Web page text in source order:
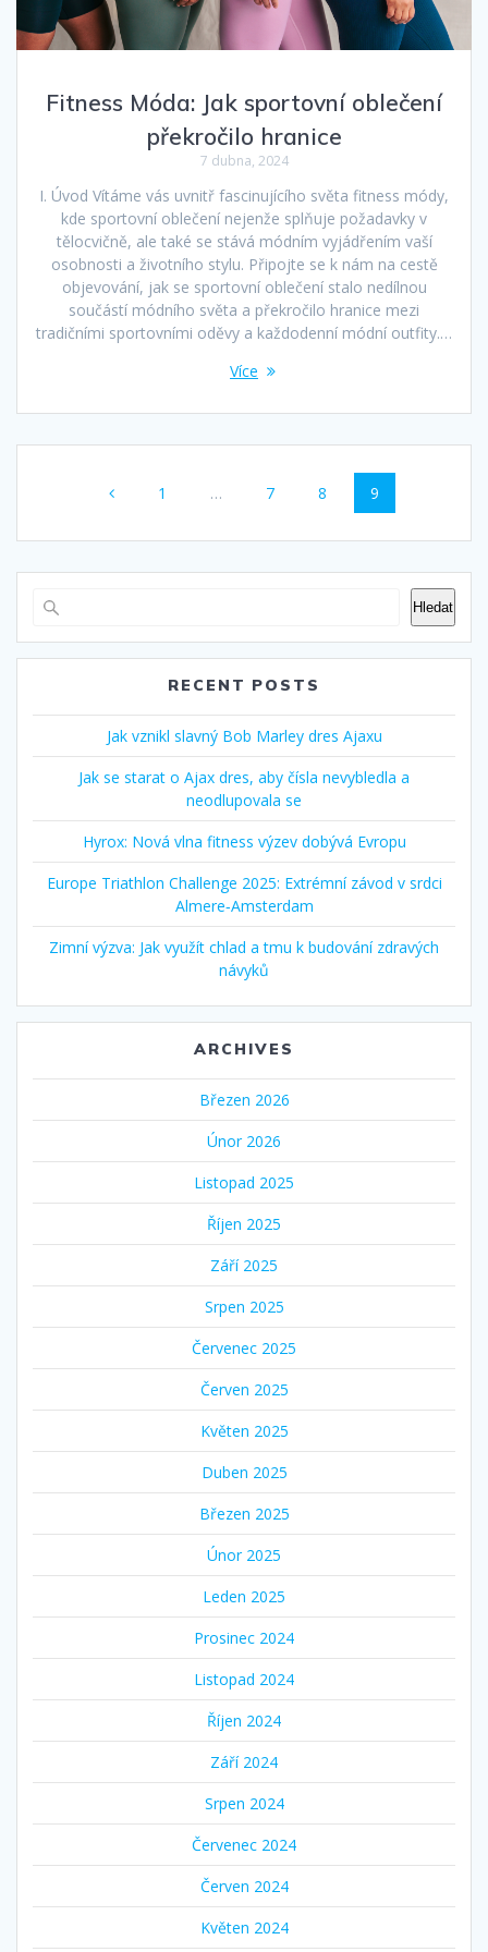
Fitness Móda: Jak sportovní oblečení
překročilo hranice
7 dubna, 2024
I. Úvod Vítáme vás uvnitř fascinujícího světa fitness módy,
kde sportovní oblečení nejenže splňuje požadavky v
tělocvičně, ale také se stává módním vyjádřením vaší
osobnosti a životního stylu. Připojte se k nám na cestě
objevování, jak se sportovní oblečení stalo nedílnou
součástí módního světa a překročilo hranice mezi
tradičními sportovními oděvy a každodenní módní outfity.…
Více
navigaceStránka
1 … Stránka
7 Stránka
8 Stránka
9
Hledat
RECENT POSTS
Jak vznikl slavný Bob Marley dres Ajaxu
Jak se starat o Ajax dres, aby čísla nevybledla a
neodlupovala se
Hyrox: Nová vlna fitness výzev dobývá Evropu
Europe Triathlon Challenge 2025: Extrémní závod v srdci
Almere‑Amsterdam
Zimní výzva: Jak využít chlad a tmu k budování zdravých
návyků
ARCHIVES
Březen 2026
Únor 2026
Listopad 2025
Říjen 2025
Září 2025
Srpen 2025
Červenec 2025
Červen 2025
Květen 2025
Duben 2025
Březen 2025
Únor 2025
Leden 2025
Prosinec 2024
Listopad 2024
Říjen 2024
Září 2024
Srpen 2024
Červenec 2024
Červen 2024
Květen 2024